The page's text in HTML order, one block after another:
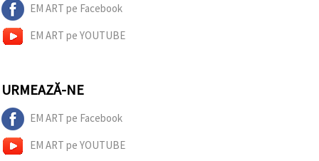
EM ART pe Facebook
EM ART pe YOUTUBE
URMEAZĂ-NE
EM ART pe Facebook
EM ART pe YOUTUBE